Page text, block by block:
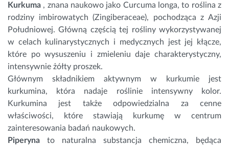
Kurkuma , znana naukowo jako Curcuma longa, to roślina z
rodziny imbirowatych (Zingiberaceae), pochodząca z Azji
Południowej. Główną częścią tej rośliny wykorzystywanej
w celach kulinarystycznych i medycznych jest jej kłącze,
które po wysuszeniu i zmieleniu daje charakterystyczny,
intensywnie żółty proszek.
Głównym składnikiem aktywnym w kurkumie jest
kurkumina, która nadaje roślinie intensywny kolor.
Kurkumina jest także odpowiedzialna za cenne
właściwości, które stawiają kurkumę w centrum
zainteresowania badań naukowych.
Piperyna to naturalna substancja chemiczna, będąca